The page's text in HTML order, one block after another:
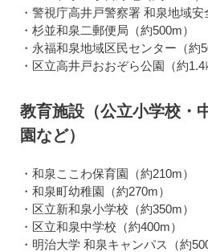
・警視庁高井戸警察署 和泉地域安
・杉並和泉二郵便局（約500m）
・永福和泉地域区民センター（約
・区立高井戸おおぞら公園（約1.4
教育施設（公立小学校・
園など）
・和泉ここわ保育園（約210m）
・和泉町幼稚園（約270m）
・区立新和泉小学校（約350m）
・区立和泉中学校（約400m）
・明治大学 和泉キャンパス（約